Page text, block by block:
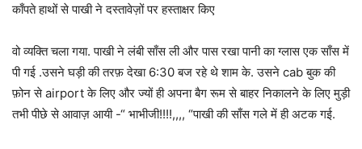
काँपते हाथों से पाखी ने दस्तावेज़ों पर हस्ताक्षर किए
वो व्यक्ति चला गया. पाखी ने लंबी साँस ली और पास रखा पानी का ग्लास एक साँस में
पी गई .उसने घड़ी की तरफ़ देखा 6:30 बज रहे थे शाम के. उसने cab बुक की
फ़ोन से airport के लिए और ज्यों ही अपना बैग रूम से बाहर निकालने के लिए मुड़ी
तभी पीछे से आवाज़ आयी -“ भाभीजी!!!!,,,, “पाखी की साँस गले में ही अटक गई.